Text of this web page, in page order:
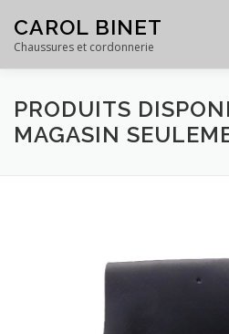
content
CAROL BINET
Chaussures et cordonnerie
ACCUEIL PRODUITS
PRODUITS
MAGASIN